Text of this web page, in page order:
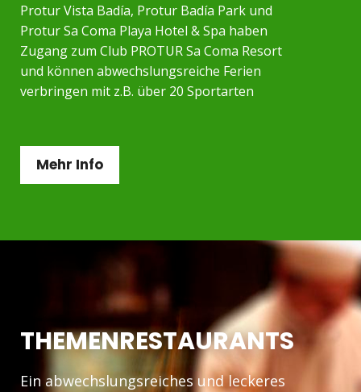
Protur Vista Badía, Protur Badía Park und
Protur Sa Coma Playa Hotel & Spa haben
Zugang zum Club PROTUR Sa Coma Resort
und können abwechslungsreiche Ferien
verbringen mit z.B. über 20 Sportarten
Mehr Info
THEMENRESTAURANTS
Ein abwechslungsreiches und leckeres